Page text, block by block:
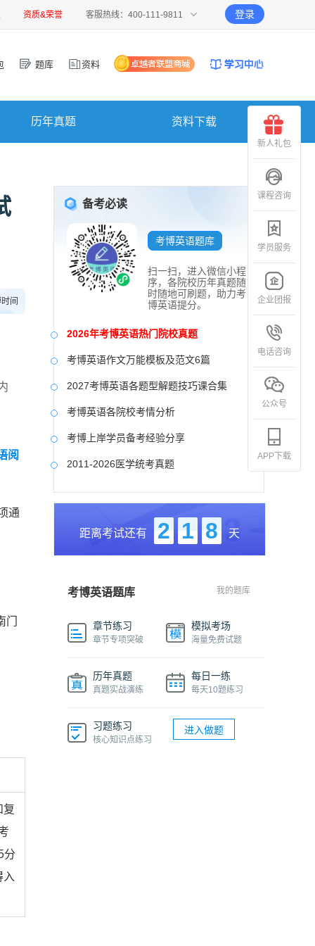
资质&荣誉 客服热线：400-111-9811 登录
题库 资料
历年真题 资料下载
间
阅
通
复
分
入
备考必读
考博英语题库
扫一扫，进入微信小程
序，各院校历年真题随
时随地可刷题，助力考
博英语提分。
2026年考博英语热门院校真题
考博英语作文万能模板及范文6篇
2027考博英语各题型解题技巧课合集
考博英语各院校考情分析
考博上岸学员备考经验分享
2011-2026医学统考真题
中国社会科学院大学真题合集
国防科技大学历年真题
中央美术学院历年真题
距离考试还有 2 1 8 天
考博英语题库 我的题库
章节练习
章节专项突破
模拟考场
海量免费试题
历年真题
真题实战演练
每日一练
每天10题练习
习题练习
核心知识点练习
进入做题
新人礼包
课程咨询
学员服务
企业团报
电话咨询
公众号
APP下载